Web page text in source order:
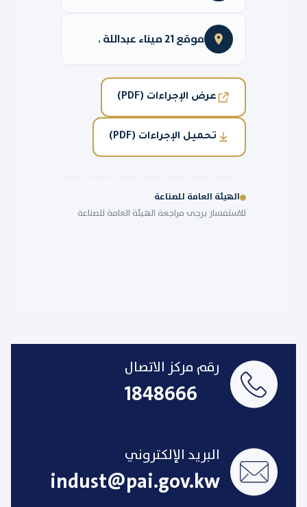
موقع 21 ميناء عبداللة .
عرض الإجراءات (PDF)
تحميل الإجراءات (PDF)
الهيئة العامة للصناعة
للاستفسار يرجى مراجعة الهيئة العامة للصناعة
رقم مركز الاتصال
1848666
البريد الإلكتروني
indust@pai.gov.kw